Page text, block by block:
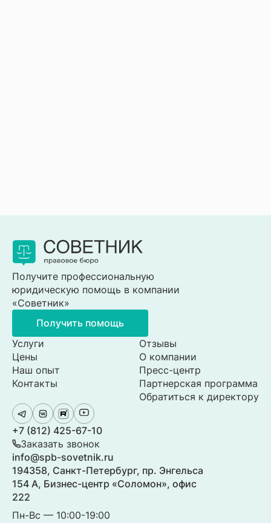
Получите профессиональную
юридическую помощь в компании
«Советник»
Получить помощь
Услуги
Цены
Наш опыт
Контакты
Отзывы
О компании
Пресс-центр
Партнерская программа
Обратиться к директору
+7 (812) 425-67-10
Заказать звонок
info@spb-sovetnik.ru
194358, Санкт-Петербург, пр. Энгельса
154 А, Бизнес-центр «Соломон», офис
222
Пн-Вс — 10:00-19:00